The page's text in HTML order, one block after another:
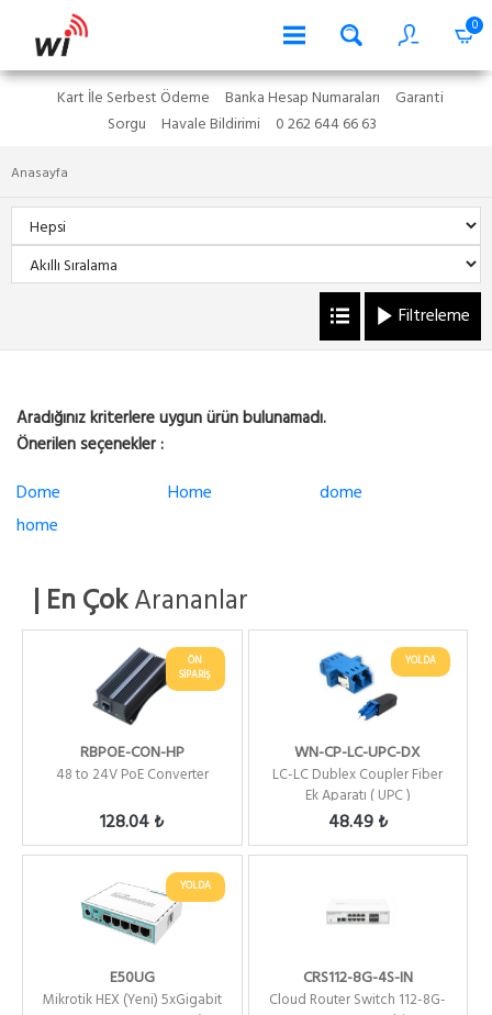
0
Kart İle Serbest Ödeme Banka Hesap Numaraları
Garanti
Sorgu
Havale Bildirimi 0 262 644 66 63
Anasayfa
Filtreleme
Aradığınız kriterlere uygun ürün bulunamadı.
Önerilen seçenekler :
Dome Home
dome
home
| En ÇokArananlar
ÖN
SİPARİŞ
RBPOE-CON-HP
48 to 24V PoE Converter
128.04 ₺
YOLDA
WN-CP-LC-UPC-DX
LC-LC Dublex Coupler Fiber
Ek Aparatı ( UPC )
48.49 ₺
YOLDA
E50UG
Mikrotik HEX (Yeni) 5xGigabit
CRS112-8G-4S-IN
Cloud Router Switch 112-8G-